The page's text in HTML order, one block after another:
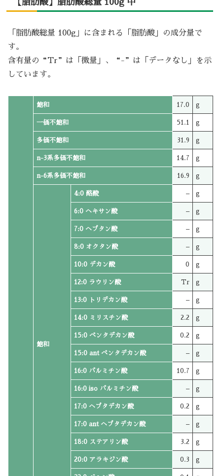
【脂肪酸】脂肪酸総量 100g 中
「脂肪酸総量 100g」に含まれる「脂肪酸」の成分量で
す。
含有量の“Tr”は「微量」、“-”は「データなし」を示
しています。
飽和 17.0 g
一価不飽和 51.1 g
多価不飽和 31.9 g
n-3系多価不飽和 14.7 g
n-6系多価不飽和 16.9 g
飽和
4:0 酪酸 – g
6:0 ヘキサン酸 – g
7:0 ヘプタン酸 – g
8:0 オクタン酸 – g
10:0 デカン酸 0 g
12:0 ラウリン酸 Tr g
13:0 トリデカン酸 – g
14:0 ミリスチン酸 2.2 g
15:0 ペンタデカン酸 0.2 g
15:0 ant ペンタデカン酸 – g
16:0 パルミチン酸 10.7 g
16:0 iso パルミチン酸 – g
17:0 ヘプタデカン酸 0.2 g
17:0 ant ヘプタデカン酸 – g
18:0 ステアリン酸 3.2 g
20:0 アラキジン酸 0.3 g